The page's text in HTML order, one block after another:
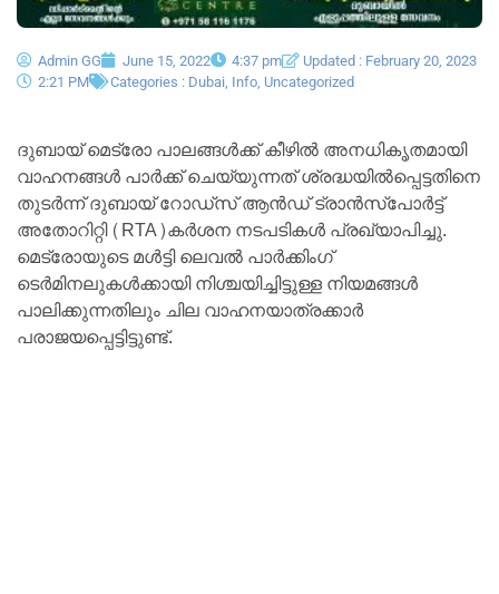
Admin GG June 15, 2022 4:37 pm
Updated : February 20, 2023
2:21 PM
Categories : Dubai Info Uncategorized
ദുബായ് മെട്രോ പാലങ്ങൾക്ക് കീഴിൽ അനധികൃതമായി
വാഹനങ്ങൾ പാർക്ക് ചെയ്യുന്നത് ശ്രദ്ധയിൽപ്പെട്ടതിനെ
തുടർന്ന് ദുബായ് റോഡ്‌സ് ആൻഡ് ട്രാൻസ്‌പോർട്ട്
അതോറിറ്റി (RTA)കർശന നടപടികൾ പ്രഖ്യാപിച്ചു.
മെട്രോയുടെ മൾട്ടി ലെവൽ പാർക്കിംഗ്
ടെർമിനലുകൾക്കായി നിശ്ചയിച്ചിട്ടുള്ള നിയമങ്ങൾ
പാലിക്കുന്നതിലും ചില വാഹനയാത്രക്കാർ
പരാജയപ്പെട്ടിട്ടുണ്ട്.